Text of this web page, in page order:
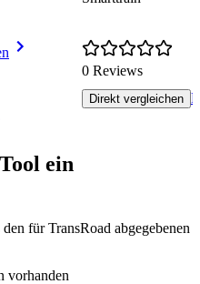
0 Reviews
Direkt vergleichen
ein
für TransRoad abgegebenen
vorhanden